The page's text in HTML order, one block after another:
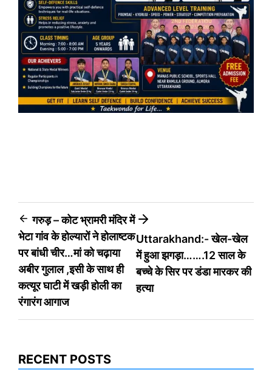
Post
navigation
गरुड़ – कोट भ्रामरी मंदिर में
भेटा गांव के होल्यारों ने होलाष्टक
पर बांधी चीर…मां को चढ़ाया
अबीर गुलाल ,इसी के साथ ही
कत्यूर घाटी में खड़ी होली का
रंगारंग आगाज
Uttarakhand:- खेल-खेल
में हुआ झगड़ा…….12 साल के
बच्चे के सिर पर डंडा मारकर की
हत्या
RECENT POSTS